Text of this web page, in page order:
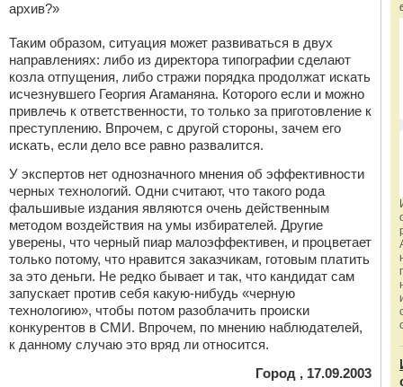
архив?»
Таким образом, ситуация может развиваться в двух
направлениях: либо из директора типографии сделают
козла отпущения, либо стражи порядка продолжат искать
исчезнувшего Георгия Агаманяна. Которого если и можно
привлечь к ответственности, то только за приготовление к
преступлению. Впрочем, с другой стороны, зачем его
искать, если дело все равно развалится.
У экспертов нет однозначного мнения об эффективности
черных технологий. Одни считают, что такого рода
фальшивые издания являются очень действенным
методом воздействия на умы избирателей. Другие
уверены, что черный пиар малоэффективен, и процветает
только потому, что нравится заказчикам, готовым платить
за это деньги. Не редко бывает и так, что кандидат сам
запускает против себя какую-нибудь «черную
технологию», чтобы потом разоблачить происки
конкурентов в СМИ. Впрочем, по мнению наблюдателей,
к данному случаю это вряд ли относится.
Город , 17.09.2003